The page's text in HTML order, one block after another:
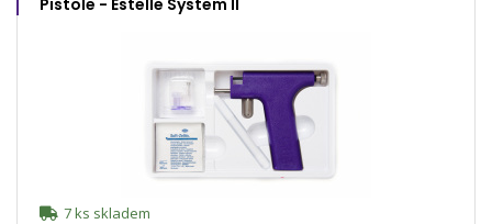
Pistole - Estelle System II
7 ks skladem